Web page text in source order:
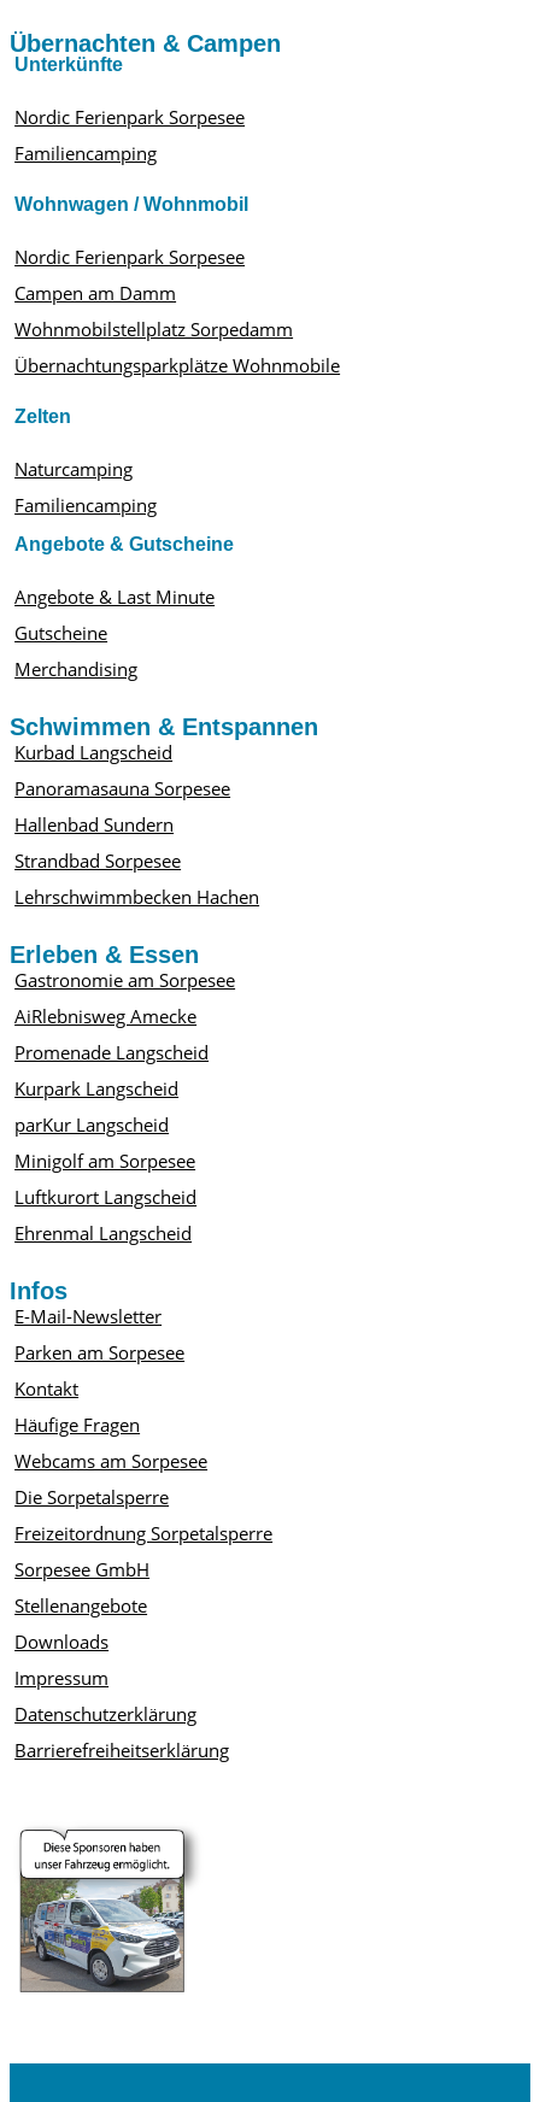
Übernachten & Campen
Unterkünfte
Nordic Ferienpark Sorpesee
Familiencamping
Wohnwagen / Wohnmobil
Nordic Ferienpark Sorpesee
Campen am Damm
Wohnmobilstellplatz Sorpedamm
Übernachtungsparkplätze Wohnmobile
Zelten
Naturcamping
Familiencamping
Angebote & Gutscheine
Angebote & Last Minute
Gutscheine
Merchandising
Schwimmen & Entspannen
Kurbad Langscheid
Panoramasauna Sorpesee
Hallenbad Sundern
Strandbad Sorpesee
Lehrschwimmbecken Hachen
Erleben & Essen
Gastronomie am Sorpesee
AiRlebnisweg Amecke
Promenade Langscheid
Kurpark Langscheid
parKur Langscheid
Minigolf am Sorpesee
Luftkurort Langscheid
Ehrenmal Langscheid
Infos
E-Mail-Newsletter
Parken am Sorpesee
Kontakt
Häufige Fragen
Webcams am Sorpesee
Die Sorpetalsperre
Freizeitordnung Sorpetalsperre
Sorpesee GmbH
Stellenangebote
Downloads
Impressum
Datenschutzerklärung
Barrierefreiheitserklärung